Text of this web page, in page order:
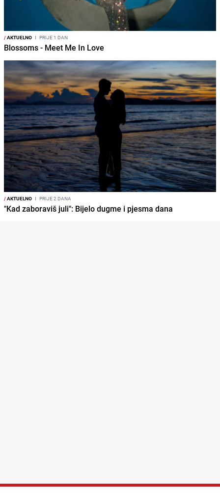
/AKTUELNO I PRIJE 1 DAN
Blossoms - Meet Me In Love
/AKTUELNO I PRIJE 2 DANA
"Kad zaboraviš juli": Bijelo dugme i pjesma dana